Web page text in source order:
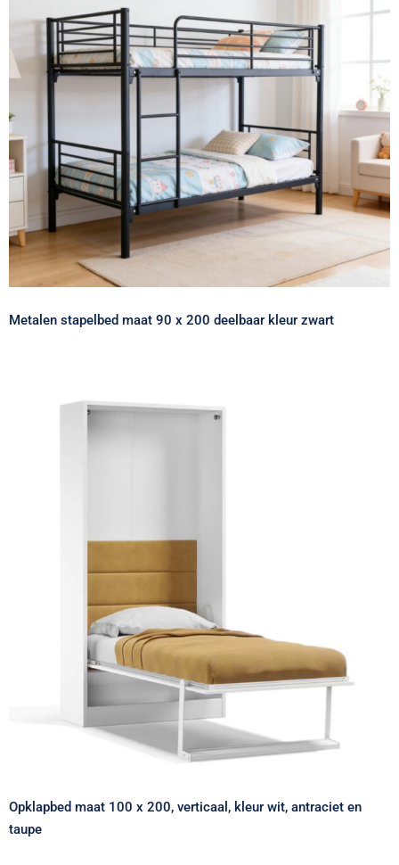
Metalen stapelbed maat 90 x 200 deelbaar
kleur zwart
Metalen stapelbed maat 90 x 200 deelbaar kleur zwart
Opklapbed maat 100 x 200, verticaal,
Opklapbed maat 100 x 200, verticaal, kleur wit, antraciet en
taupe